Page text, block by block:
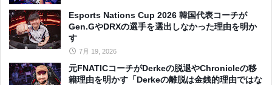
Esports Nations Cup 2026 韓国代表コーチが
Gen.GやDRXの選手を選出しなかった理由を明か
す
7月 19, 2026
元FNATICコーチがDerkeの脱退やChronicleの移
籍理由を明かす「Derkeの離脱は金銭的理由ではな